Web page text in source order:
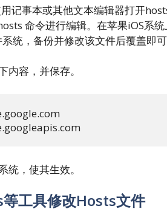
记事本或其他文本编辑器打开
命令进行编辑。在苹果iOS系
统，备份并修改该文件后覆盖即可
内容，并保存。
统，使其生效。
工具修改Hosts文件